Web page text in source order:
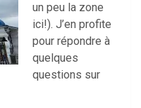
un peu la zone
ici!). J’en profite
pour répondre à
quelques
questions sur